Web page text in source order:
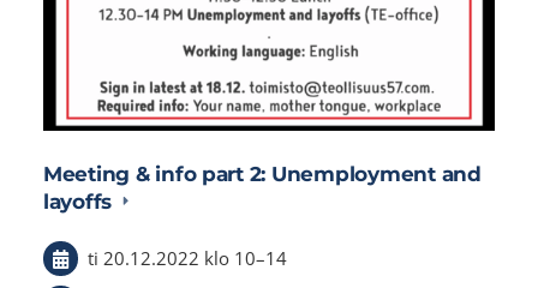
Meeting & info part 2: Unemployment and
layoffs
ti 20.12.2022 klo 10–14